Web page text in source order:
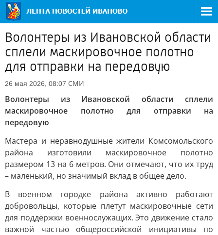
Волонтеры из Ивановской области
сплели маскировочное полотно
для отправки на передовую
26 мая 2026, 08:07 СМИ
Волонтеры из Ивановской области сплели
маскировочное полотно для отправки на
передовую
Мастера и неравнодушные жители Комсомольского
района изготовили маскировочное полотно
размером 13 на 6 метров. Они отмечают, что их труд
– маленький, но значимый вклад в общее дело.
В военном городке района активно работают
добровольцы, которые плетут маскировочные сети
для поддержки военнослужащих. Это движение стало
важной частью общероссийской инициативы по